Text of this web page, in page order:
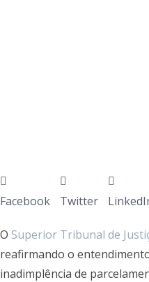
Facebook Twitter
O Superior Tribunal de
reafirmando o
inadimplência de